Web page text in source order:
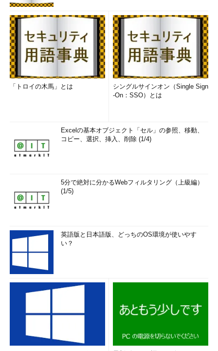
「トロイの木馬」とは
シングルサインオン（Single Sign
-On：SSO）とは
Excelの基本オブジェクト「セル」の参照、移動、
コピー、選択、挿入、削除 (1/4)
5分で絶対に分かるWebフィルタリング（上級編）
(1/5)
英語版と日本語版、どっちのOS環境が使いやす
い？